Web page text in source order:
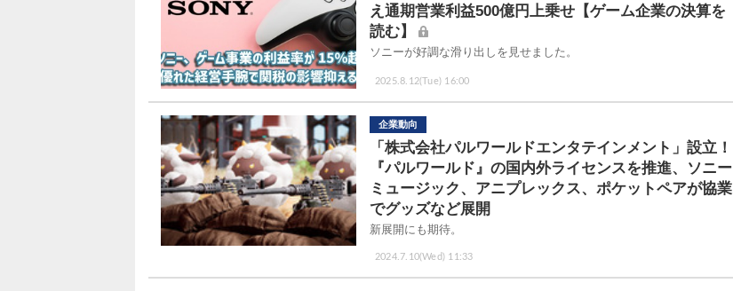
2025.8.12(Tue) 16:00
え通期営業利益500億円上乗せ【ゲーム企業の決算を
読む】
ソニーが好調な滑り出しを見せました。
企業動向
2024.7.10(Wed) 11:33
「株式会社パルワールドエンタテインメント」設立！
『パルワールド』の国内外ライセンスを推進、ソニー
ミュージック、アニプレックス、ポケットペアが協業
でグッズなど展開
新展開にも期待。